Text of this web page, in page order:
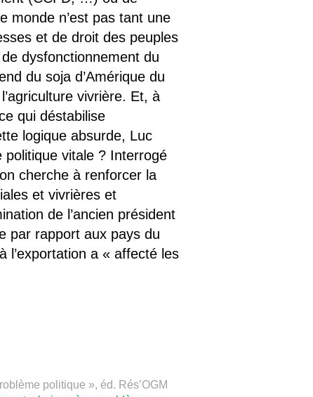
monde n’est pas tant une
et de droit des peuples
dysfonctionnement du
du soja d’Amérique du
vivrière. Et, à
qui déstabilise
logique absurde, Luc
vitale ? Interrogé
cherche à renforcer la
et vivrières et
de l’ancien président
par rapport aux pays du
l’exportation a « affecté les
politique », éd. Rés’OGM